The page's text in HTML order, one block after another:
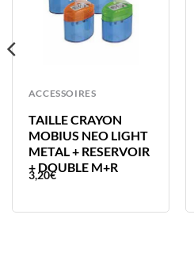
ACCESSOIRES
TAILLE CRAYON
MOBIUS NEO LIGHT
METAL + RESERVOIR
+ DOUBLE M+R
3,20€